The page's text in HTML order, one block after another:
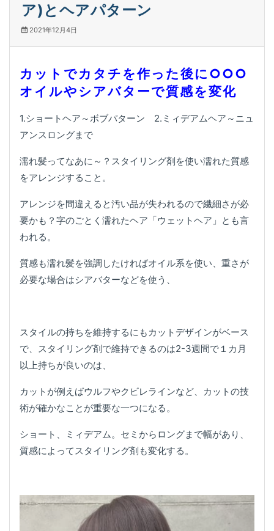
ア)とヘアパターン
2021年12月4日
カットでカタチを作った後に○○○
オイルやシアバターで質感を変化
1.ショートヘア～ボブパターン 2.ミィデアムヘア～ニュ
アンスロングまで
濡れ髪ってなあに～？スタイリング剤を使い濡れた質感
をアレンジすること。
アレンジを間違えると汚い品が失われるので繊細さが必
要かも？字のごとく濡れたヘア「ウェットヘア」とも言
われる。
質感も濡れ髪を強調したければオイル系を使い、重さが
必要な場合はシアバターなどを使う、
スタイルの持ちを維持するにもカットデザインがベース
で、スタイリング剤で維持できるのは2-3週間で１カ月
以上持ちが良いのは、
カットが例えばウルフやクビレラインなど、カットの技
術が確かなことが重要な一つになる。
ショート、ミィデアム。セミからロングまで幅があり、
質感によってスタイリング剤も変化する。